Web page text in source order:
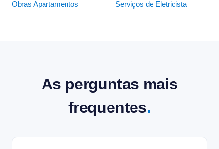
Obras Apartamentos Serviços de Eletricista
As perguntas mais
frequentes.